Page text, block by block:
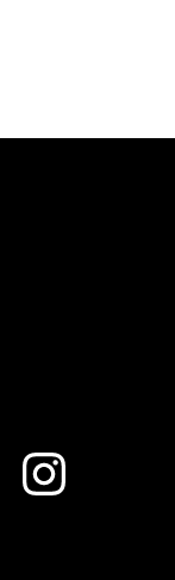
Instagram